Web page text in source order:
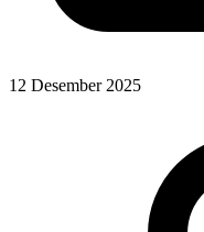
12 Desember 2025